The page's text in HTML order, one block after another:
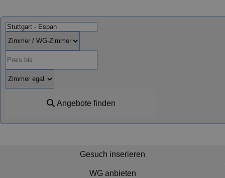
Angebote finden
Gesuch inserieren
WG anbieten